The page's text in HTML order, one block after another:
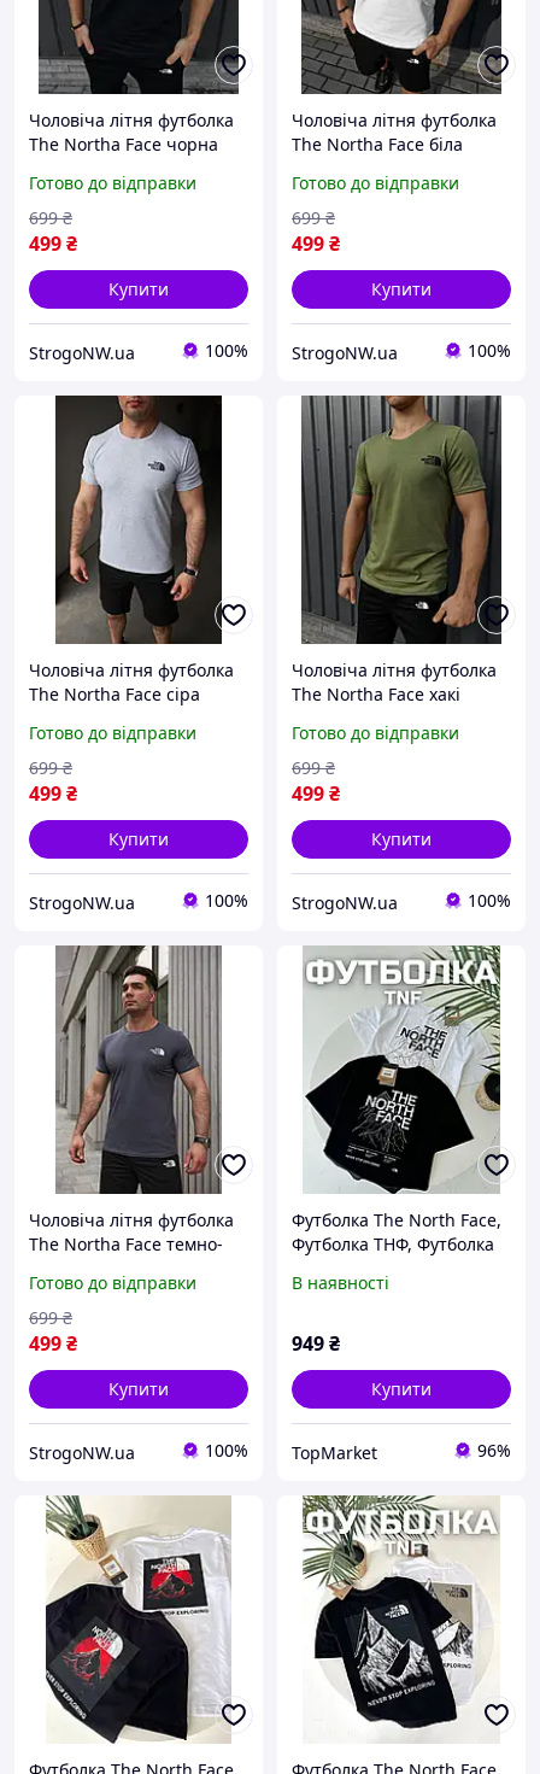
Чоловіча літня футболка
The Northa Face чорна
футболка ТНФ чорного
кольору брендова ХБ для
чоловіків на літо
Готово до відправки
499₴
699 ₴
Купити
StrogoNW.ua 100%
Чоловіча літня футболка
The Northa Face біла
футболка ТНФ білого
кольору брендова ХБ для
чоловіків на літо
Готово до відправки
499₴
699 ₴
Купити
StrogoNW.ua 100%
Чоловіча літня футболка
The Northa Face сіра
футболка ТНФ сірого
кольору брендова ХБ для
чоловіків на літо
Готово до відправки
499₴
699 ₴
Купити
StrogoNW.ua 100%
Чоловіча літня футболка
The Northa Face хакі
футболка ТНФ кольору
хакі брендова ХБ для
чоловіків на літо
Готово до відправки
499₴
699 ₴
Купити
StrogoNW.ua 100%
Чоловіча літня футболка
The Northa Face темно-
футболка ТНФ графітова
брендова ХБ для
чоловіків на літо
Готово до відправки
499₴
699 ₴
Купити
StrogoNW.ua 100%
Футболка The North Face,
Футболка ТНФ, Футболка
В наявності
949₴
Купити
TopMarket 96%